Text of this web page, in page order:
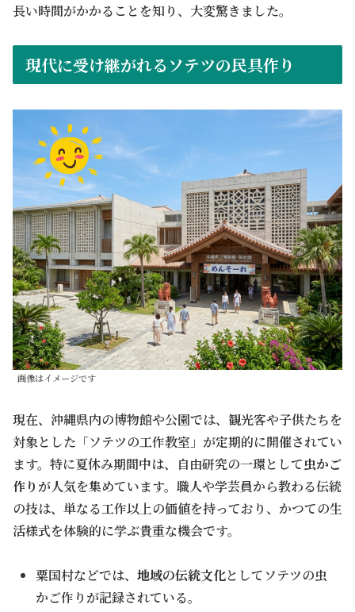
長い時間がかかることを知り、大変驚きました。
現代に受け継がれるソテツの民具作り
画像はイメージです
現在、沖縄県内の博物館や公園では、観光客や子供たちを
対象とした「ソテツの工作教室」が定期的に開催されてい
ます。特に夏休み期間中は、自由研究の一環として虫かご
作り が人気を集めています。職人や学芸員から教わる伝統
の技は、単なる工作以上の価値を持っており、かつての生
活様式を体験的に学ぶ貴重な機会です。
粟国村などでは、地域の伝統文化としてソテツの虫
かご作りが記録されている。